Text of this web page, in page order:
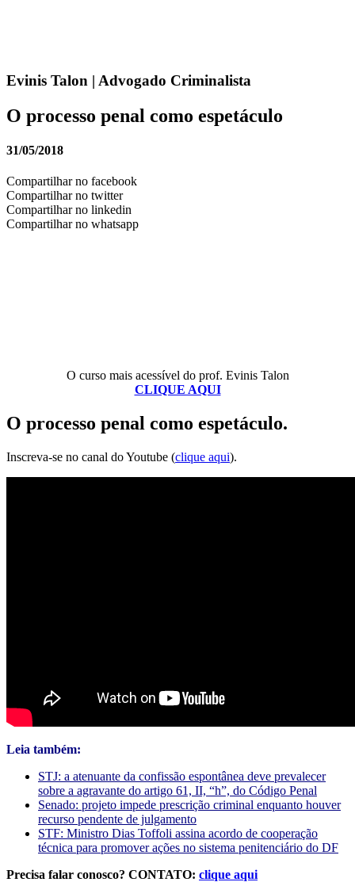
Evinis Talon | Advogado Criminalista
O processo penal como espetáculo
31/05/2018
Compartilhar no facebook
Compartilhar no twitter
Compartilhar no linkedin
Compartilhar no whatsapp
O curso mais acessível do prof. Evinis Talon
CLIQUE AQUI
O processo penal como espetáculo.
Inscreva-se no canal do Youtube (clique aqui).
Leia também:
STJ: a atenuante da confissão espontânea deve prevalecer
sobre a agravante do artigo 61, II, “h”, do Código Penal
Senado: projeto impede prescrição criminal enquanto houver
recurso pendente de julgamento
STF: Ministro Dias Toffoli assina acordo de cooperação
técnica para promover ações no sistema penitenciário do DF
Precisa falar conosco? CONTATO: clique aqui